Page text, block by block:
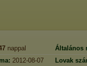
nappal Általános
2012-08-07 Lovak